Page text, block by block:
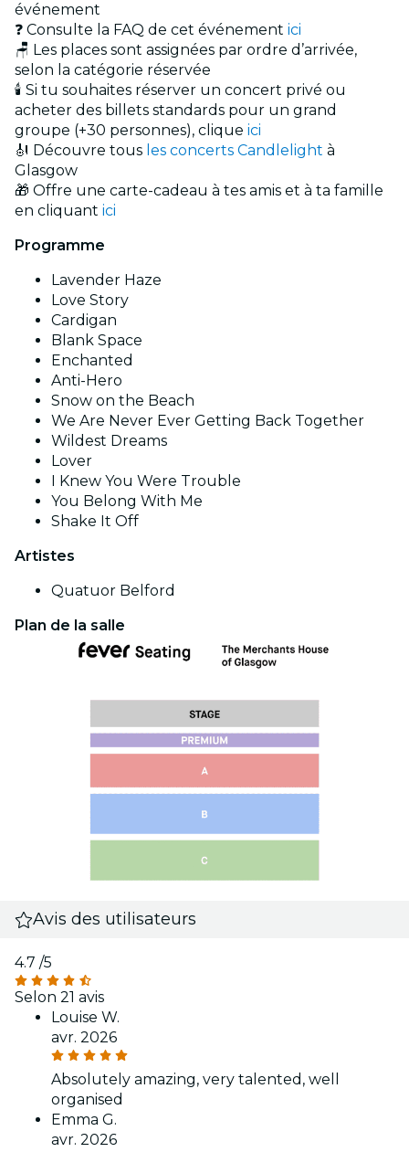
événement
❓ Consulte la FAQ de cet événement ici
🪑 Les places sont assignées par ordre d’arrivée,
selon la catégorie réservée
🕯️ Si tu souhaites réserver un concert privé ou
acheter des billets standards pour un grand
groupe (+30 personnes), clique ici
🎻 Découvre tous les concerts Candlelight à
Glasgow
🎁 Offre une carte-cadeau à tes amis et à ta famille
en cliquant ici
Programme
Lavender Haze
Love Story
Cardigan
Blank Space
Enchanted
Anti-Hero
Snow on the Beach
We Are Never Ever Getting Back Together
Wildest Dreams
Lover
I Knew You Were Trouble
You Belong With Me
Shake It Off
Artistes
Quatuor Belford
Plan de la salle
Avis des utilisateurs
4.7 /5
Selon 21 avis
Louise W.
avr. 2026
Absolutely amazing, very talented, well
organised
Emma G.
avr. 2026